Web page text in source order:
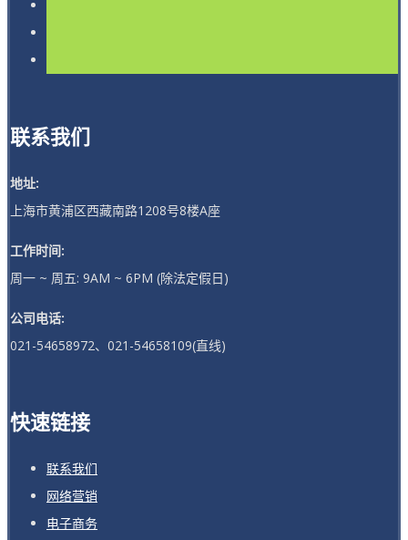
联系我们
地址:
上海市黄浦区西藏南路1208号8楼A座
工作时间:
周一 ~ 周五: 9AM ~ 6PM (除法定假日)
公司电话:
021-54658972、021-54658109(直线)
快速链接
联系我们
网络营销
电子商务